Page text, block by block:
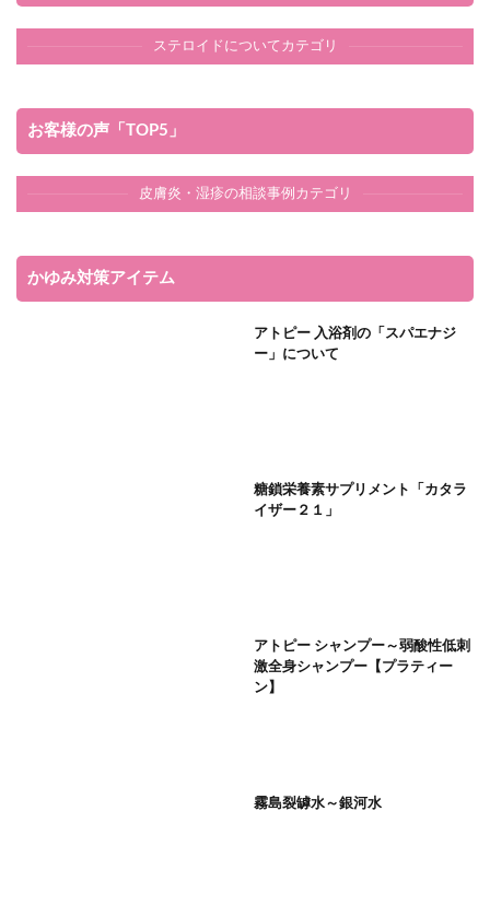
ステロイドについてカテゴリ
お客様の声「TOP5」
皮膚炎・湿疹の相談事例カテゴリ
かゆみ対策アイテム
アトピー 入浴剤の「スパエナジ
ー」について
糖鎖栄養素サプリメント「カタラ
イザー２１」
アトピー シャンプー～弱酸性低刺
激全身シャンプー【プラティー
ン】
霧島裂罅水～銀河水